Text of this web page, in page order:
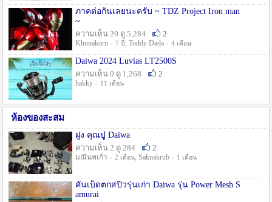
ภาคต่อกันเลยนะครับ ~ TDZ Project Iron man
~
ความเห็น 20 ดู 5,284
2
Khunakorn - 7 ปี , Toddy Dada - 4 เดือน
Daiwa 2024 Luvias LT2500S
ความเห็น 0 ดู 1,268
2
hakky - 11 เดือน
ห้องของสะสม
ฝูง คุณปู่ Daiwa
ความเห็น 2 ดู 284
2
มณีนพเก้า - 2 เดือน, Saknakrub - 1 เดือน
คันเบ็ดตกสปิ๋วรุ่นเก่า Daiwa รุ่น Power Mesh S
amurai